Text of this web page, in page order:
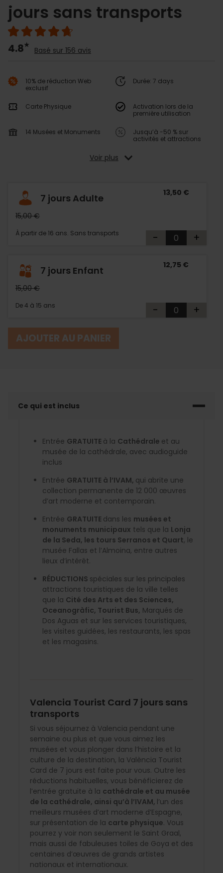
jours sans transports
4.8 Basé sur 156 avis
10% de réduction Web
exclusif
Durée: 7 days
Carte Physique
Activation lors de la
première utilisation
14 Musées et Monuments
Jusqu’à -50 % sur
activités et attractions
Voir plus
7 jours Adulte
15,00 €
À partir de 16 ans. Sans transports
13,50 €
- +
7 jours Enfant
15,00 €
De 4 à 15 ans
12,75 €
- +
AJOUTER AU PANIER
Ce qui est inclus
Entrée GRATUITE à la Cathédrale et au
musée de la cathédrale, avec audioguide
inclus
Entrée GRATUITE à l’IVAM, qui abrite une
collection permanente de 12 000 œuvres
d’art moderne et contemporain.
Entrée GRATUITE dans les musées et
monuments municipaux tels que la Lonja
de la Seda, les tours Serranos et Quart, le
musée Fallas et l’Almoina, entre autres
lieux d’intérêt.
RÉDUCTIONS spéciales sur les principales
attractions touristiques de la ville telles
que la Cité des Arts et des Sciences,
Oceanogràfic, Tourist Bus, Marqués de
Dos Aguas et sur les services touristiques,
les visites guidées, les restaurants, les spas
et les magasins.
Valencia Tourist Card 7 jours sans
transports
Si vous séjournez à Valencia pendant une
semaine ou plus et que vous aimez les
musées et vous plonger dans l’histoire et la
culture de la destination, la València Tourist
Card de 7 jours est faite pour vous. Outre les
réductions habituelles, vous bénéficierez de
l’entrée gratuite à la cathédrale et au musée
de la cathédrale, ainsi qu’à l’IVAM, l’un des
meilleurs musées d’art moderne d’Espagne,
sur présentation de la carte physique. Vous
pourrez y voir non seulement le Saint Graal,
mais aussi de fabuleuses toiles de Goya et des
centaines d’œuvres de grands artistes
nationaux et internationaux.